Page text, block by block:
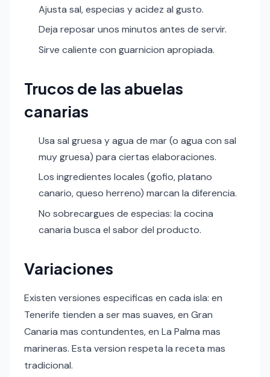
Ajusta sal, especias y acidez al gusto.
Deja reposar unos minutos antes de servir.
Sirve caliente con guarnicion apropiada.
Trucos de las abuelas
canarias
Usa sal gruesa y agua de mar (o agua con sal
muy gruesa) para ciertas elaboraciones.
Los ingredientes locales (gofio, platano
canario, queso herreno) marcan la diferencia.
No sobrecargues de especias: la cocina
canaria busca el sabor del producto.
Variaciones
Existen versiones especificas en cada isla: en
Tenerife tienden a ser mas suaves, en Gran
Canaria mas contundentes, en La Palma mas
marineras. Esta version respeta la receta mas
tradicional.